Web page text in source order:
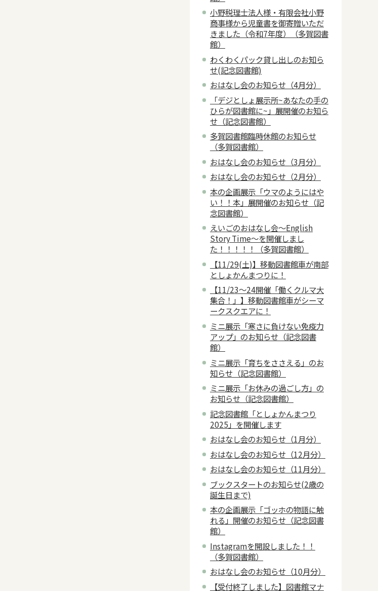
小野税理士法人様・有限会社小野
商事様から児童書を御寄贈いただ
きました（令和7年度）（多賀図書
館）
わくわくパック貸し出しのお知ら
せ(記念図書館)
おはなし会のお知らせ（4月分）
「デジとしょ展示所~あなたの手の
ひらが図書館に~」展開催のお知ら
せ（記念図書館）
多賀図書館臨時休館のお知らせ
（多賀図書館）
おはなし会のお知らせ（3月分）
おはなし会のお知らせ（2月分）
本の企画展示「ウマのようにはや
い！！本」展開催のお知らせ（記
念図書館）
えいごのおはなし会～English
Story Time～を開催しまし
た！！！！！（多賀図書館）
【11/29(土)】移動図書館車が南部
としょかんまつりに！
【11/23～24開催「働くクルマ大
集合！」】移動図書館車がシーマ
ークスクエアに！
ミニ展示「寒さに負けない免疫力
アップ」のお知らせ（記念図書
館）
ミニ展示「育ちをささえる」のお
知らせ（記念図書館）
ミニ展示「お休みの過ごし方」の
お知らせ（記念図書館）
記念図書館「としょかんまつり
2025」を開催します
おはなし会のお知らせ（1月分）
おはなし会のお知らせ（12月分）
おはなし会のお知らせ（11月分）
ブックスタートのお知らせ(2歳の
誕生日まで)
本の企画展示「ゴッホの物語に触
れる」開催のお知らせ（記念図書
館）
Instagramを開設しました！！
（多賀図書館）
おはなし会のお知らせ（10月分）
【受付終了しました】図書館マナ